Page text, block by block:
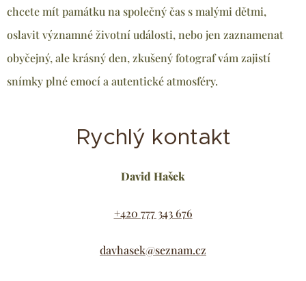
chcete mít památku na společný čas s malými dětmi,
oslavit významné životní události, nebo jen zaznamenat
obyčejný, ale krásný den, zkušený fotograf vám zajistí
snímky plné emocí a autentické atmosféry.
Rychlý kontakt
David Hašek
+420 777 343 676
davhasek@seznam.cz